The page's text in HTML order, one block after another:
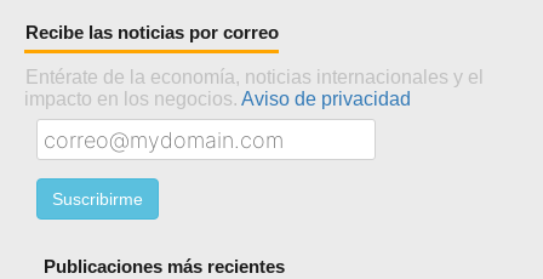
Recibe las noticias por correo
Entérate de la economía, noticias internacionales y el
impacto en los negocios. Aviso de privacidad
Publicaciones más recientes